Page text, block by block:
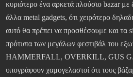
κυριότερο ένα αρκετά πλούσιο bazar με
άλλα metal gadgets, ότι χειρότερο
αυτό θα πρέπει να προσθέσουμε και τα
πρότυπα των μεγάλων φεστιβάλ του
HAMMERFALL, OVERKILL, GUS G.
υπογράφουν χαμογελαστοί ότι τους